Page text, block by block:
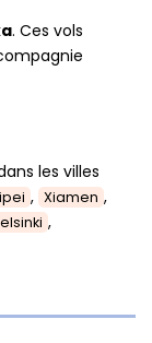
. Ces vols
les villes
, Xiamen ,
,